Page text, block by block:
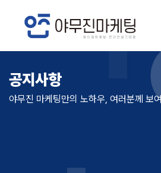
공지사항
공지사항
야무진 마케팅만의 노하우, 여러분께 보